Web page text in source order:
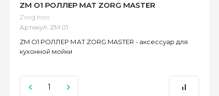
ZM O1 РОЛЛЕР МАТ ZORG MASTER
Zorg Inox
Артикул: ZM 01
ZM O1 РОЛЛЕР МАТ ZORG MASTER - аксессуар для
кухонной мойки